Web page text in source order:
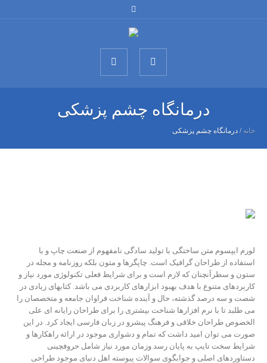
درمانگاه چشم پزشکی
خانه / درمانگاه چشم پزشکی
لورم ایپسوم متن ساختگی با تولید سادگی نامفهوم از صنعت چاپ و با
استفاده از طراحان گرافیک است. چاپگرها و متون بلکه روزنامه و مجله در
ستون و سطرآنچنان که لازم است و برای شرایط فعلی تکنولوژی مورد نیاز و
کاربردهای متنوع با هدف بهبود ابزارهای کاربردی می باشد. کتابهای زیادی در
شصت و سه درصد گذشته، حال و آینده شناخت فراوان جامعه و متخصصان را
می طلبد تا با نرم افزارها شناخت بیشتری را برای طراحان رایانه ای علی
الخصوص طراحان خلاقی و فرهنگ پیشرو در زبان فارسی ایجاد کرد. در این
صورت می توان امید داشت که تمام و دشواری موجود در ارائه راهکارها و
شرایط سخت تایپ به پایان رسد وزمان مورد نیاز شامل حروفچینی
دستاوردهای اصلی و جوابگوی سوالات پیوسته اهل دنیای موجود طراحی